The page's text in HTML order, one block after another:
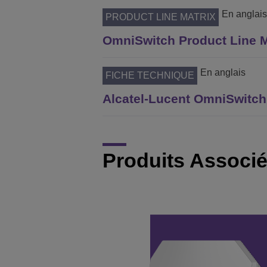
PRODUCT LINE MATRIX En anglais
OmniSwitch Product Line
FICHE TECHNIQUE En anglais
Alcatel-Lucent
Produits